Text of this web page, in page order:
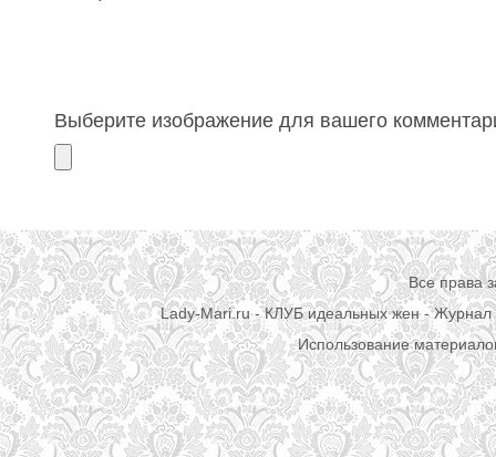
Выберите изображение для вашего
Все права
Lady-Mari.ru - КЛУБ идеальных жен - Журнал
Использование